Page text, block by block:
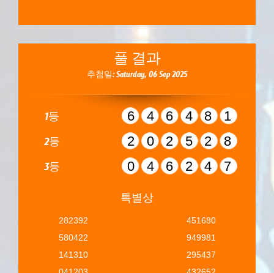
풀 결과
추첨일: Saturday, 06 Sep 2025
1등 646481
2등 202528
3등 046247
특별상
282392
580422
141310
451680
949981
295437